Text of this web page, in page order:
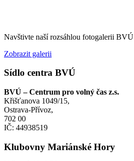
Navštivte naší rozsáhlou fotogalerii BVÚ
Zobrazit galerii
Sídlo centra BVÚ
BVÚ – Centrum pro volný čas z.s.
Křišťanova 1049/15,
Ostrava-Přívoz,
702 00
IČ: 44938519
Klubovny Mariánské Hory